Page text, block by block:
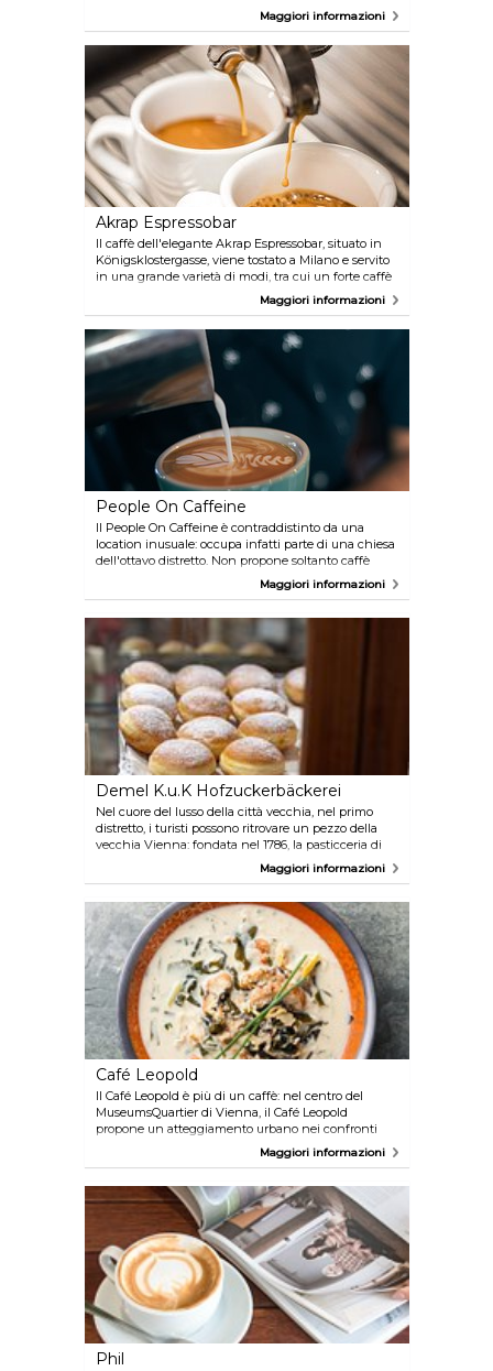
ristrutturato con grande cura dal celebre architetto
britannico Sir Terence Conran e dal 2007 si presenta
ai suoi ospiti come "un caffè tradizionale viennese
in stile XXI secolo". Lungo la settimana, al posto dei
classici pianisti, si esibiscono DJ di musica moderna.
Ulteriori informazioni sono disponibili su
www.wien.info/en/lifestyle-scene/in-
places/drechsler
Maggiori informazioni
Akrap Espressobar
Il caffè dell'elegante Akrap Espressobar, situato in
Königsklostergasse, viene tostato a Milano e servito
in una grande varietà di modi, tra cui un forte caffè
Maggiori informazioni
People On Caffeine
Il People On Caffeine è contraddistinto da una
location inusuale: occupa infatti parte di una chiesa
dell'ottavo distretto. Non propone soltanto caffè
preparato con la macchina per l'espresso sotto gli
splendidi soffitti a volta, ma offre anche l'alternativa
Maggiori informazioni
Demel K.u.K Hofzuckerbäckerei
Nel cuore del lusso della città vecchia, nel primo
distretto, i turisti possono ritrovare un pezzo della
vecchia Vienna: fondata nel 1786, la pasticceria di
corte k.u.k. Hofzuckerbäckerei Demel è un esempio
dell'alta arte della pasticceria con le sue dolci
Maggiori informazioni
Café Leopold
Il Café Leopold è più di un caffè: nel centro del
MuseumsQuartier di Vienna, il Café Leopold
propone un atteggiamento urbano nei confronti
della vita. Durante il giorno i visitatori del
MuseumsQuartier possono gustare un caffè o un
informazioni sono disponibili su
www.wien.info/it/locations/cafe-leopold
Maggiori informazioni
Phil